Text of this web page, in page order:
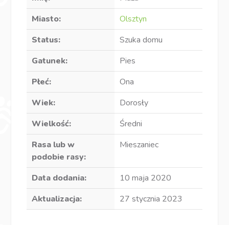
Miasto:
Olsztyn
Status:
Szuka domu
Gatunek:
Pies
Płeć:
Ona
Wiek:
Dorosły
Wielkość:
Średni
Rasa lub w
podobie rasy:
Mieszaniec
Data dodania:
10 maja 2020
Aktualizacja:
27 stycznia 2023